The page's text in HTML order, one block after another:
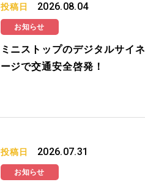
投稿日 2026.08.04
お知らせ
ミニストップのデジタルサイネ
ージで交通安全啓発！
投稿日 2026.07.31
お知らせ